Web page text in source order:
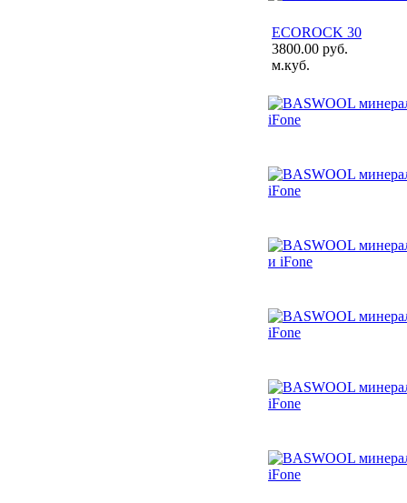
ECOROCK 30
3800.00 руб.
м.куб.